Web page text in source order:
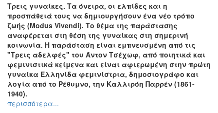
Τρεις γυναίκες. Τα όνειρα, οι ελπίδες και η
προσπάθειά τους να δημιουργήσουν ένα νέο τρόπο
ζωής (Modus Vivendi). Το θέμα της παράστασης
αναφέρεται στη θέση της γυναίκας στη σημερινή
κοινωνία. Η παράσταση είναι εμπνευσμένη από τις
"Τρεις αδελφές" του Άντον Τσέχωφ, από ποιητικά και
φεμινιστικά κείμενα και είναι αφιερωμένη στην πρώτη
γυναίκα Ελληνίδα φεμινίστρια, δημοσιογράφο και
λογία από το Ρέθυμνο, την Καλλιρόη Παρρέν (1861-
1940).
περισσότερα...